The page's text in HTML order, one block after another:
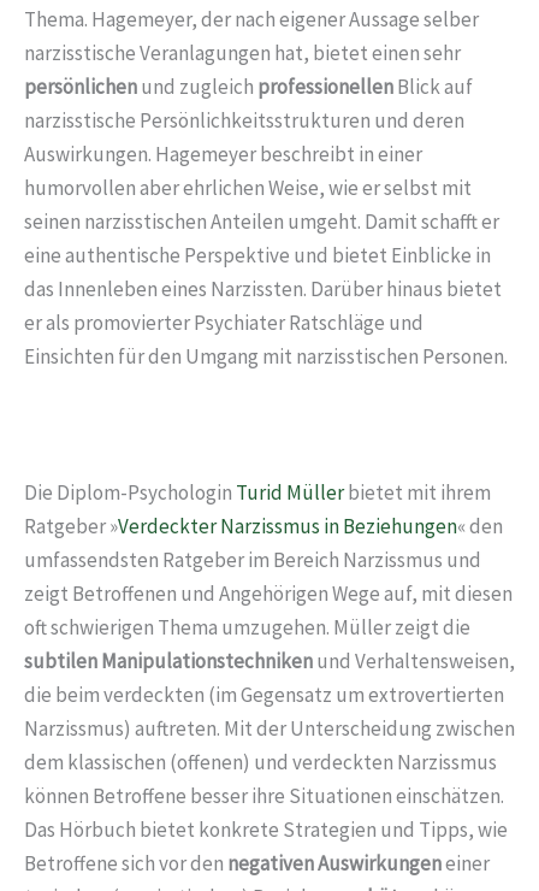
Thema. Hagemeyer, der nach eigener Aussage selber
narzisstische Veranlagungen hat, bietet einen sehr
persönlichenund zugleich professionellenBlick auf
narzisstische Persönlichkeitsstrukturen und deren
Auswirkungen. Hagemeyer beschreibt in einer
humorvollen aber ehrlichen Weise, wie er selbst mit
seinen narzisstischen Anteilen umgeht. Damit schafft er
eine authentische Perspektive und bietet Einblicke in
das Innenleben eines Narzissten. Darüber hinaus bietet
er als promovierter Psychiater Ratschläge und
Einsichten für den Umgang mit narzisstischen Personen.
Die Diplom-Psychologin Turid Müllerbietet mit ihrem
Ratgeber »Verdeckter Narzissmus in Beziehungen« den
umfassendsten Ratgeber im Bereich Narzissmus und
zeigt Betroffenen und Angehörigen Wege auf, mit diesen
oft schwierigen Thema umzugehen. Müller zeigt die
subtilen Manipulationstechnikenund Verhaltensweisen,
die beim verdeckten (im Gegensatz um extrovertierten
Narzissmus) auftreten. Mit der Unterscheidung zwischen
dem klassischen (offenen) und verdeckten Narzissmus
können Betroffene besser ihre Situationen einschätzen.
Das Hörbuch bietet konkrete Strategien und Tipps, wie
Betroffene sich vor den negativen Auswirkungeneiner